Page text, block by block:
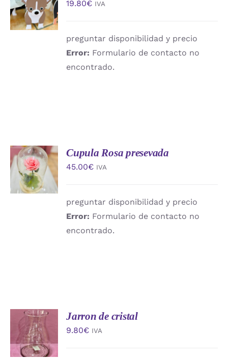
CARRITO
DETALLES
19.80€ IVA
preguntar disponibilidad y precio
Error: Formulario de contacto no
encontrado.
AÑADIR
AL
CARRITO
/
DETALLES
Cupula Rosa presevada
45.00€ IVA
preguntar disponibilidad y precio
Error: Formulario de contacto no
encontrado.
AÑADIR
AL
CARRITO
/
DETALLES
Jarron de cristal
9.80€ IVA